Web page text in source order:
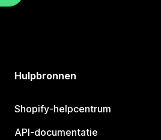
Hulpbronnen
Shopify-helpcentrum
API-documentatie